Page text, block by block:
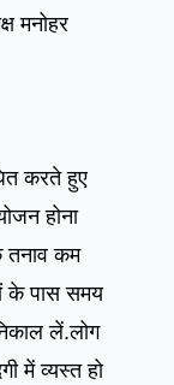
मनोहर
करते हुए
होना
तनाव कम
के पास समय
लें.लोग
में व्यस्त हो